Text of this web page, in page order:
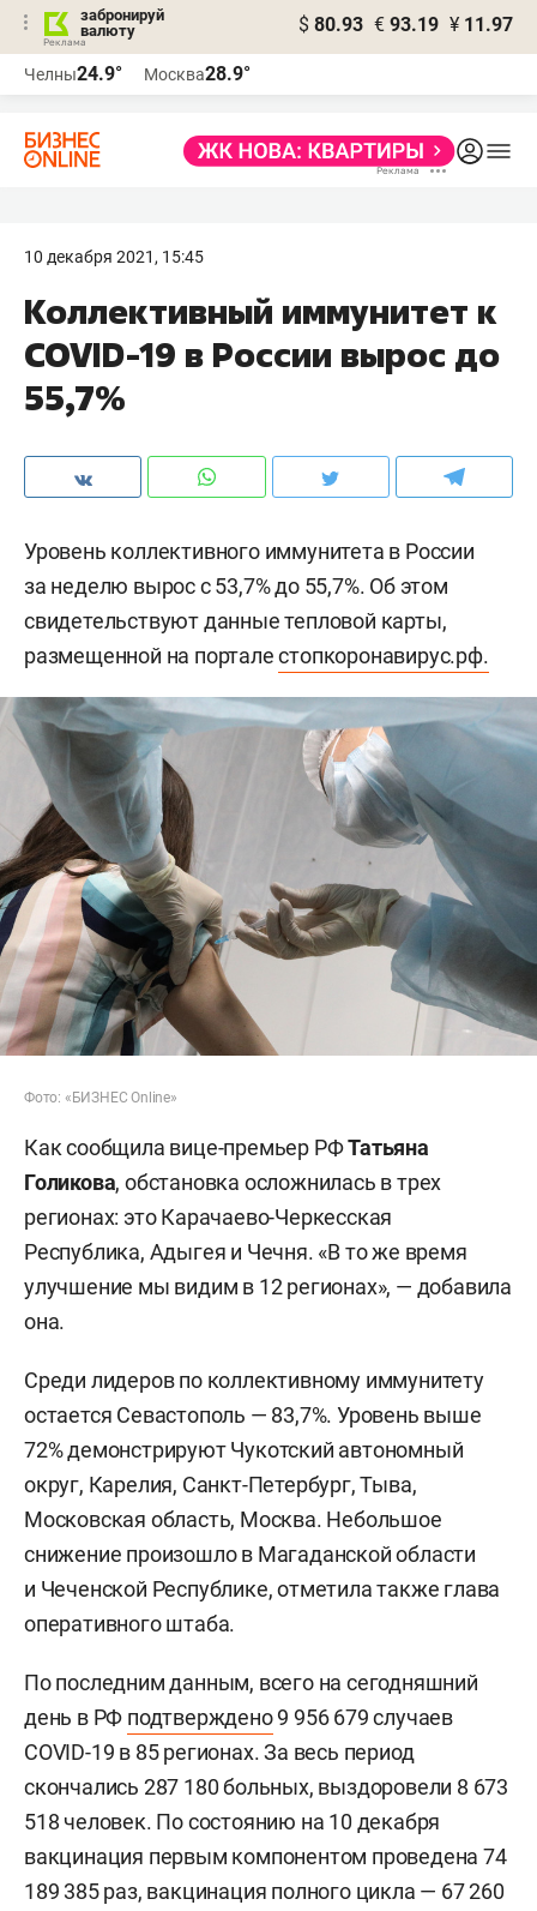
забронируй
валюту
$ 80.93 € 93.19 ¥ 11.97
Челны24.9° Москва28.9°
10 декабря 2021, 15:45
Коллективный иммунитет к
COVID-19 в России вырос до
55,7%
Уровень коллективного иммунитета в России
за неделю вырос с 53,7% до 55,7%. Об этом
свидетельствуют данные тепловой карты,
размещенной на порталестопкоронавирус.рф.
Фото: «БИЗНЕС Online»
Как сообщила вице-премьер РФТатьяна
Голикова, обстановка осложнилась в трех
регионах: это Карачаево-Черкесская
Республика, Адыгея и Чечня. «В то же время
улучшение мы видим в 12 регионах», — добавила
она.
Среди лидеров по коллективному иммунитету
остается Севастополь — 83,7%. Уровень выше
72% демонстрируют Чукотский автономный
округ, Карелия, Санкт-Петербург, Тыва,
Московская область, Москва. Небольшое
снижение произошло в Магаданской области
и Чеченской Республике, отметила также глава
оперативного штаба.
По последним данным, всего на сегодняшний
день в РФ подтверждено9 956 679 случаев
COVID-19 в 85 регионах. За весь период
скончались 287 180 больных, выздоровели 8 673
518 человек. По состоянию на 10 декабря
вакцинация первым компонентом проведена 74
189 385 раз, вакцинация полного цикла — 67 260